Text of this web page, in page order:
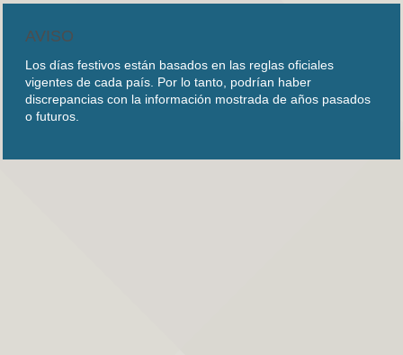
AVISO
Los días festivos están basados en las reglas oficiales
vigentes de cada país. Por lo tanto, podrían haber
discrepancias con la información mostrada de años pasados
o futuros.